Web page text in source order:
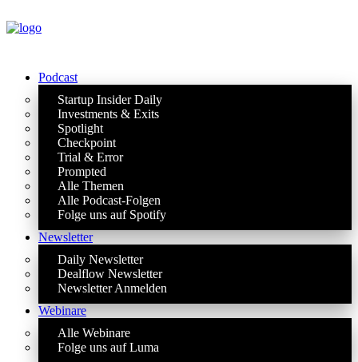
Podcast
Startup Insider Daily
Investments & Exits
Spotlight
Checkpoint
Trial & Error
Prompted
Alle Themen
Alle Podcast-Folgen
Folge uns auf Spotify
Newsletter
Daily Newsletter
Dealflow Newsletter
Newsletter Anmelden
Webinare
Alle Webinare
Folge uns auf Luma